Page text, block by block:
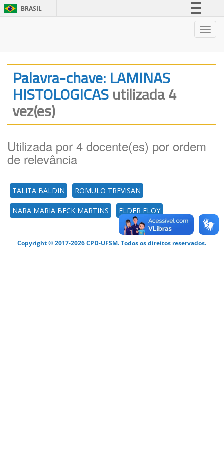
BRASIL
Legislação
Canais
Palavra-chave: LAMINAS
HISTOLOGICASutilizada 4
vez(es)
Utilizada por 4 docente(es) por ordem
de relevância
TALITA BALDIN ROMULO TREVISAN
NARA MARIA BECK MARTINS ELDER ELOY
Copyright © 2017-2026 CPD-UFSM. Todos os direitos reservados.